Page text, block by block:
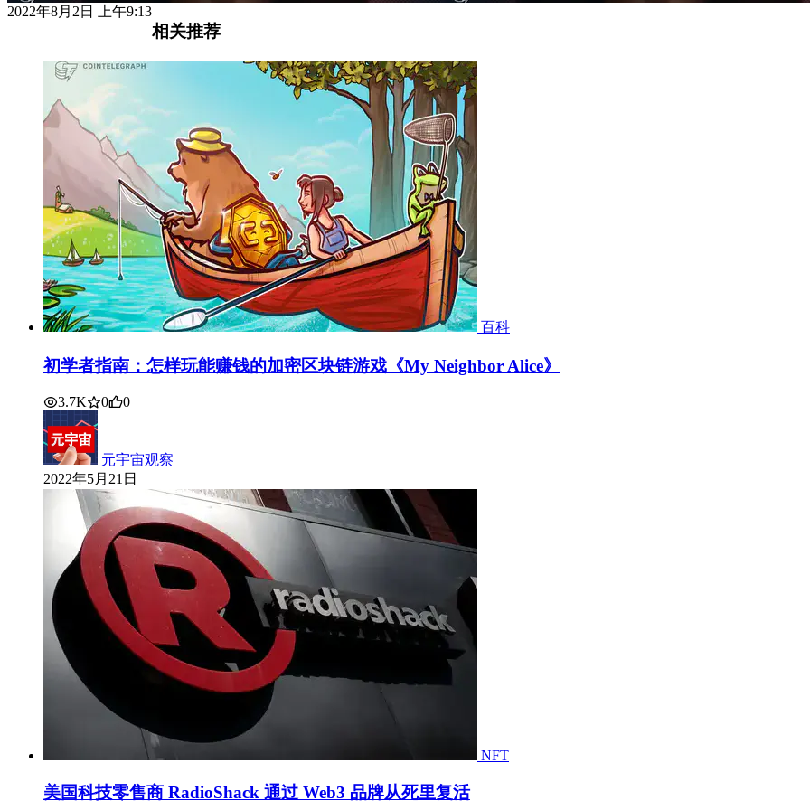
2022年8月2日 上午9:13
相关推荐
百科
初学者指南：怎样玩能赚钱的加密区块链游戏《My Neighbor Alice》
3.7K 0 0
元宇宙观察
2022年5月21日
NFT
美国科技零售商 RadioShack 通过 Web3 品牌从死里复活